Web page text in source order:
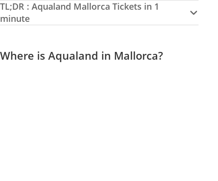
TL;DR : Aqualand Mallorca Tickets in 1
minute
Where is Aqualand in Mallorca?